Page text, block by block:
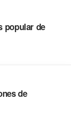
popular de
de